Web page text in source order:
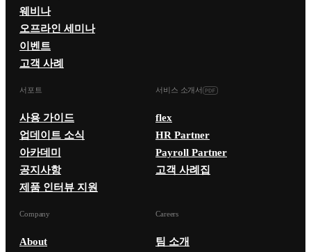
웨비나
오프라인 세미나
이벤트
고객 사례
서포트
사용 가이드
업데이트 소식
아카데미
공지사항
제품 인터뷰 지원
서비스 소개서
flex
HR Partner
Payroll Partner
고객 사례집
Company
About
Careers
팀 소개